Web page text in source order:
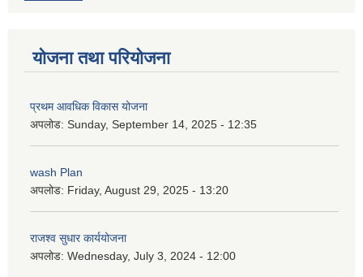
योजना तथा परियोजना
प्रथम आवधिक विकास योजना
अपलोड: Sunday, September 14, 2025 - 12:35
wash Plan
अपलोड: Friday, August 29, 2025 - 13:20
राजश्व सुधार कार्ययोजना
अपलोड: Wednesday, July 3, 2024 - 12:00